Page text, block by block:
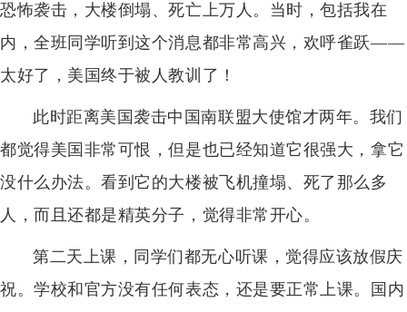
恐怖袭击，大楼倒塌、死亡上万人。当时，包括我在
内，全班同学听到这个消息都非常高兴，欢呼雀跃——
太好了，美国终于被人教训了！
此时距离美国袭击中国南联盟大使馆才两年。我们
都觉得美国非常可恨，但是也已经知道它很强大，拿它
没什么办法。看到它的大楼被飞机撞塌、死了那么多
人，而且还都是精英分子，觉得非常开心。
第二天上课，同学们都无心听课，觉得应该放假庆
祝。学校和官方没有任何表态，还是要正常上课。国内